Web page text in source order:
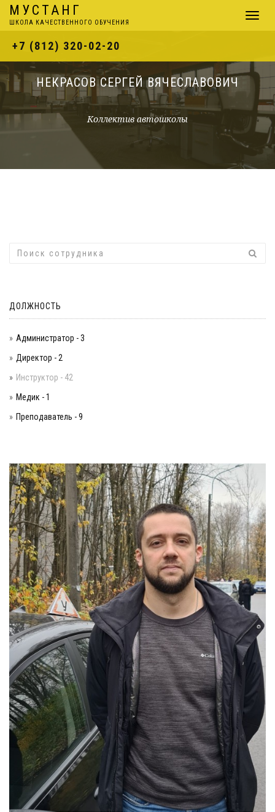
МУСТАНГ
ШКОЛА КАЧЕСТВЕННОГО ОБУЧЕНИЯ
+7 (812) 320-02-20
НЕКРАСОВ СЕРГЕЙ ВЯЧЕСЛАВОВИЧ
Коллектив автошколы
ДОЛЖНОСТЬ
Администратор - 3
Директор - 2
Инструктор - 42
Медик - 1
Преподаватель - 9